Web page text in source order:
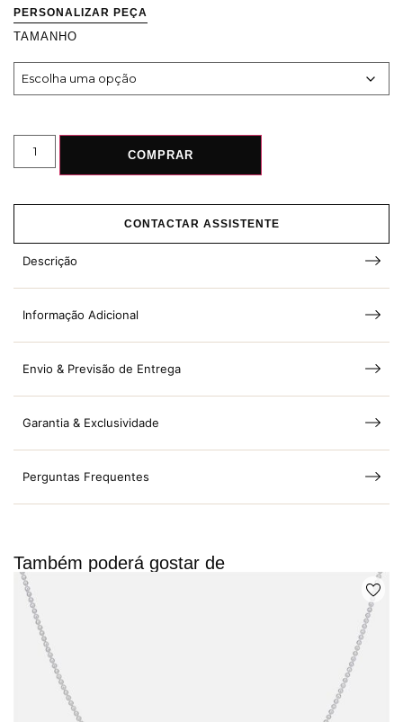
PERSONALIZAR PEÇA
TAMANHO
COMPRAR
CONTACTAR ASSISTENTE
Descrição
Informação Adicional
Envio & Previsão de Entrega
Garantia & Exclusividade
Perguntas Frequentes
Também poderá gostar de